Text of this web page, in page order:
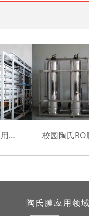
江苏机械设备公司采用美国DOW膜成功案例
陶氏膜应用领域